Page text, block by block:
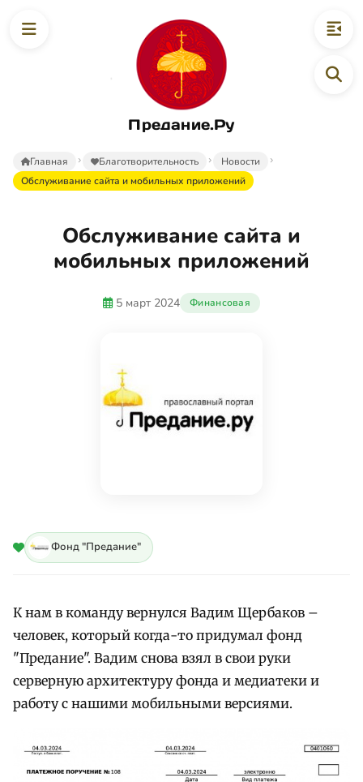
Предание.Ру
Главная Благотворительность
Новости
Обслуживание сайта и мобильных приложений
Обслуживание сайта и
мобильных приложений
5 март 2024 Финансовая
Фонд "Предание"
К нам в команду вернулся Вадим Щербаков –
человек, который когда-то придумал фонд
"Предание". Вадим снова взял в свои руки
серверную архитектуру фонда и медиатеки и
работу с нашими мобильными версиями.